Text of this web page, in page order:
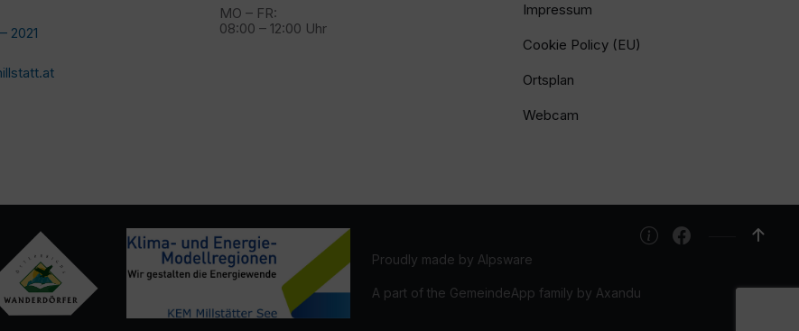
2021
MO – FR:
08:00 – 12:00 Uhr
Impressum
Cookie Policy (EU)
Ortsplan
Webcam
Proudly made by Alpsware
A part of the GemeindeApp family by Axandu